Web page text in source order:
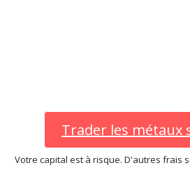
Trader les métaux
Votre capital est à risque. D'autres frais